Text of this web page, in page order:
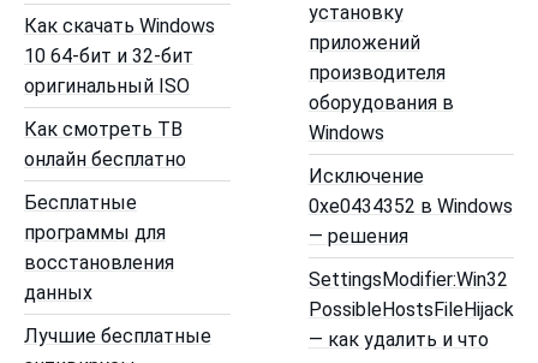
Как скачать Windows
10 64-бит и 32-бит
оригинальный ISO
Как смотреть ТВ
онлайн бесплатно
Бесплатные
программы для
восстановления
данных
Лучшие бесплатные
установку
приложений
производителя
оборудования в
Windows
Исключение
0xe0434352 в Windows
— решения
SettingsModifier:Win32
PossibleHostsFileHijack
— как удалить и что